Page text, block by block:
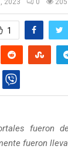
2023 0
1
fueron
fueron